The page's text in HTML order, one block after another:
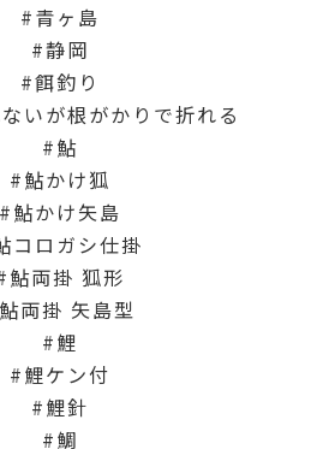
青ヶ島
静岡
餌釣り
いが根がかりで折れる
鮎
鮎かけ狐
鮎かけ矢島
コロガシ仕掛
鮎両掛 狐形
鮎両掛 矢島型
鯉
鯉ケン付
鯉針
鯛